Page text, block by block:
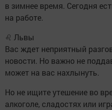
в зимнее время. Сегодня
на работе.
♌ Львы
Вас ждет неприятный
новости. Но важно не
может на вас нахлынуть.
Но не ищите утешение во
алкоголе, сладостях или